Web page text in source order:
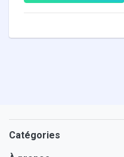
Catégories